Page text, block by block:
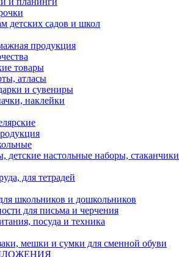
детских садов и школ
продукция
товары
атласы
и сувениры
наклейки
детские настольные наборы, стаканчики
для тетрадей
школьников и дошкольников
для письма и черчения
посуда и техника
мешки и сумки для сменной обуви